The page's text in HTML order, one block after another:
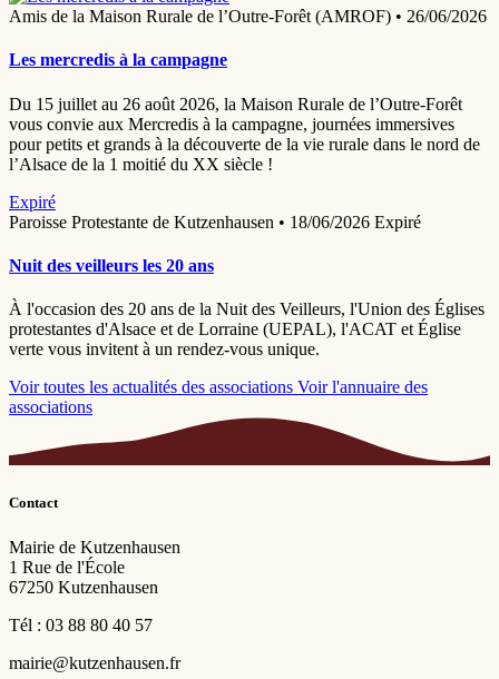
Amis de la Maison Rurale de l’Outre-Forêt (AMROF) • 26/06/2026
Les mercredis à la campagne
Du 15 juillet au 26 août 2026, la Maison Rurale de l’Outre-Forêt
vous convie aux Mercredis à la campagne, journées immersives
pour petits et grands à la découverte de la vie rurale dans le nord de
l’Alsace de la 1 moitié du XX siècle !
Expiré
Paroisse Protestante de Kutzenhausen • 18/06/2026 Expiré
Nuit des veilleurs les 20 ans
À l'occasion des 20 ans de la Nuit des Veilleurs, l'Union des Églises
protestantes d'Alsace et de Lorraine (UEPAL), l'ACAT et Église
verte vous invitent à un rendez-vous unique.
Voir toutes les actualités des associations Voir l'annuaire des
associations
Contact
Mairie de Kutzenhausen
1 Rue de l'École
67250 Kutzenhausen
Tél : 03 88 80 40 57
mairie@kutzenhausen.fr